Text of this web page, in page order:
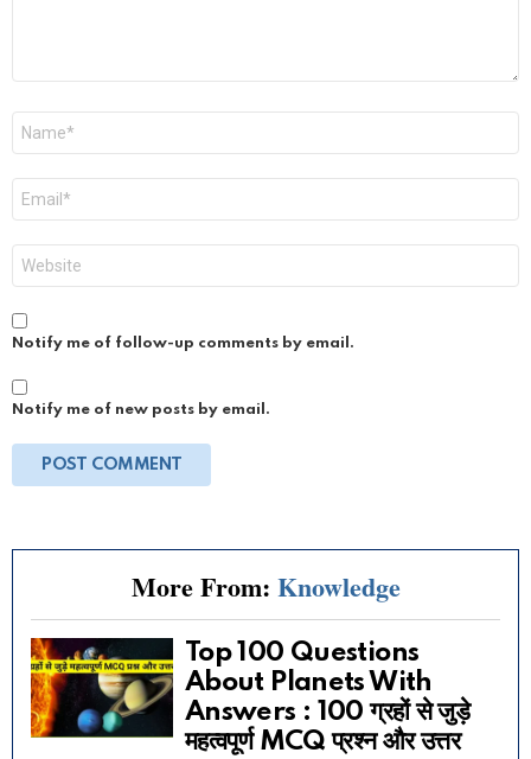
Notify me of follow-up comments by email.
Notify me of new posts by email.
More From: Knowledge
Top 100 Questions
About Planets With
Answers : 100 ग्रहों से जुड़े
महत्वपूर्ण MCQ प्रश्न और उत्तर